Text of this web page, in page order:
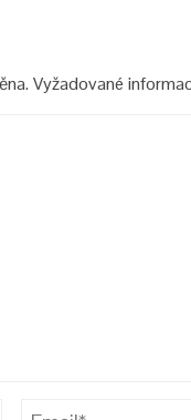
Vyžadované